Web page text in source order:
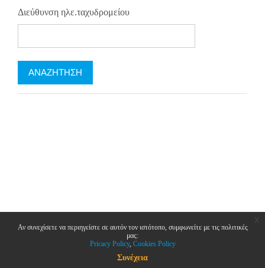
Διεύθυνση ηλε.ταχυδρομείου
Αν συνεχίσετε να περιηγείστε σε αυτόν τον ιστότοπο, συμφωνείτε με τις πολιτικές
μας:
Pricacy Policy Cookies Policy
Συνέχεια